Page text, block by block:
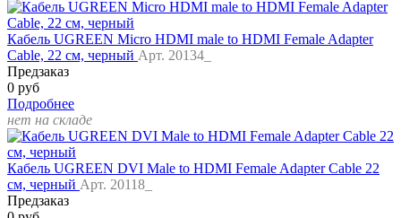
Кабель UGREEN Micro HDMI male to HDMI Female Adapter
Cable, 22 см, черный Арт. 20134_
Предзаказ
0 руб
Подробнее
нет на складе
Кабель UGREEN DVI Male to HDMI Female Adapter Cable 22
см, черный Арт. 20118_
Предзаказ